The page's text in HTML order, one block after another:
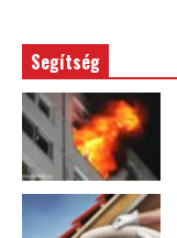
Segítség